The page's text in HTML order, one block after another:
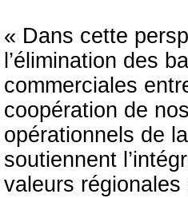
« Dans cette
l’élimination des
commerciales
coopération de
opérationnels de
soutiennent
valeurs